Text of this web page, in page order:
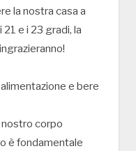
la nostra casa a
e i 23 gradi, la
e bere
nostro corpo
è fondamentale